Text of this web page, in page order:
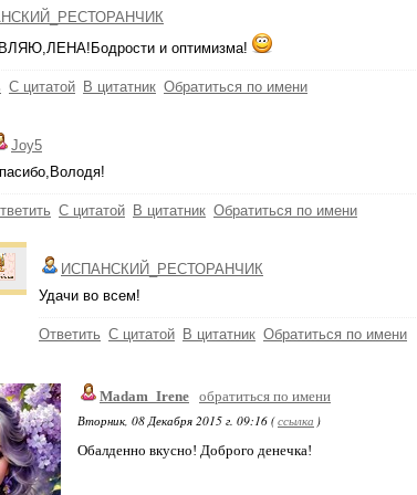
и оптимизма!
С цитатой В цитатник Обратиться по имени
Joy5
С цитатой В цитатник Обратиться по имени
ИСПАНСКИЙ_РЕСТОРАНЧИК
Удачи во всем!
Ответить С цитатой В цитатник Обратиться по имени
Madam_Irene обратиться по имени
Вторник, 08 Декабря 2015 г. 09:16 (ссылка )
Обалденно вкусно! Доброго денечка!